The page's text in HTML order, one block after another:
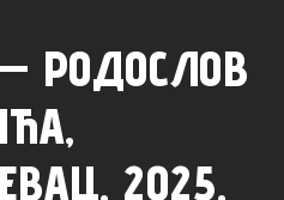
РОДОСЛОВ
2025,